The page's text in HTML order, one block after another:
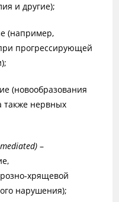
и другие);
(например,
прогрессирующей
(новообразования
также нервных
mediated) –
хрящевой
нарушения);